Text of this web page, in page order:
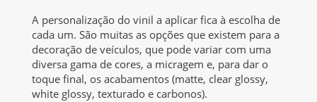
A personalização do vinil a aplicar fica à escolha de
cada um. São muitas as opções que existem para a
decoração de veículos, que pode variar com uma
diversa gama de cores, a micragem e, para dar o
toque final, os acabamentos (matte, clear glossy,
white glossy, texturado e carbonos).